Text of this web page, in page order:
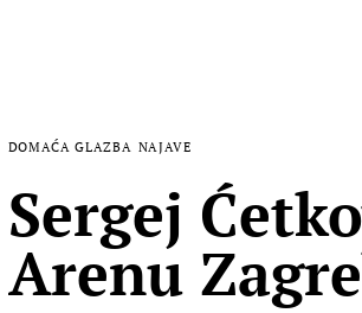
DOMAĆA GLAZBA NAJAVE
Sergej
Arenu